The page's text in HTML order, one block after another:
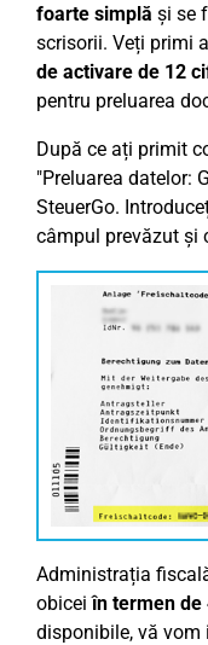
foarte simplă și se
scrisorii. Veți primi
de activare de 12
pentru preluarea
După ce ați primit
"Preluarea datelor:
SteuerGo.
câmpul prevăzut și
Administrația
obiceiîn termen de
disponibile, vă vom